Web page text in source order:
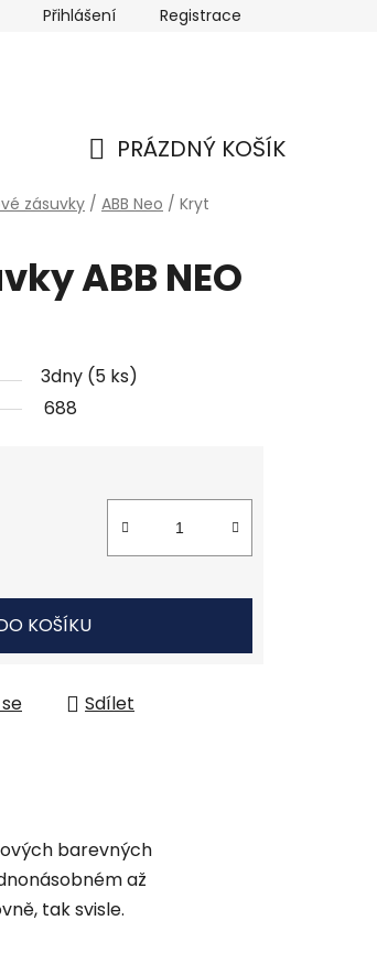
Přihlášení Registrace
PRÁZDNÝ KOŠÍK
zásuvky / ABB Neo / Kryt
ABB NEO
3dny (5 ks)
688
KOŠÍKU
Sdílet
barevných
až
tak svisle.